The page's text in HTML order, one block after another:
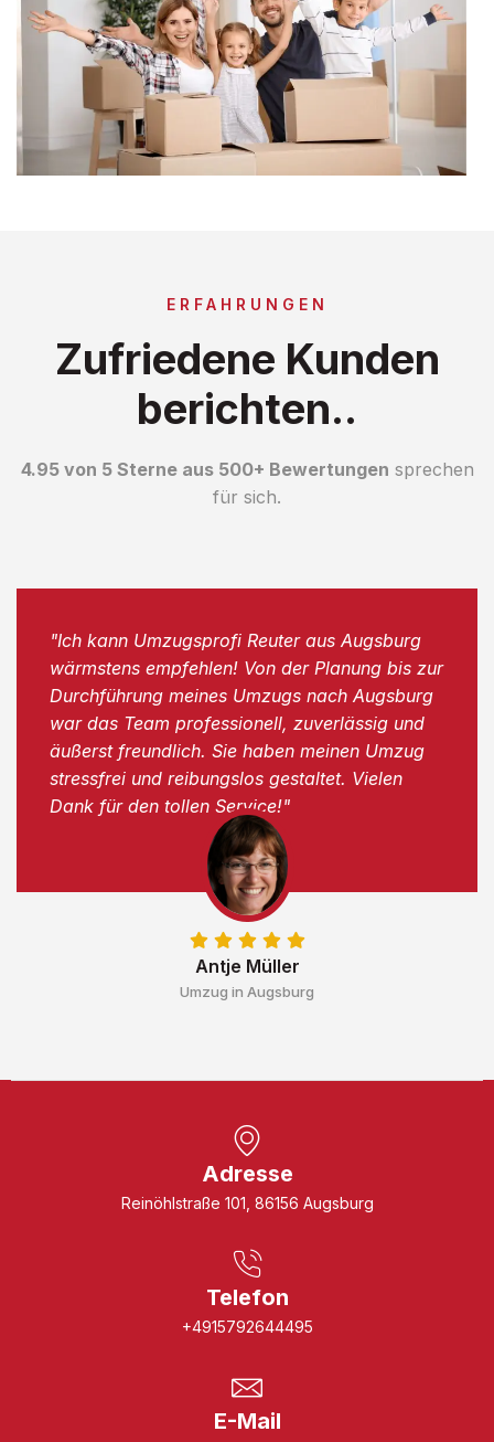
ERFAHRUNGEN
Zufriedene Kunden
berichten..
4.95 von 5 Sterne aus 500+ Bewertungen sprechen
für sich.
Antje Müller
Umzug in Augsburg
"Ich kann Umzugsprofi Reuter aus Augsburg
wärmstens empfehlen! Von der Planung bis zur
Durchführung meines Umzugs nach Augsburg
war das Team professionell, zuverlässig und
äußerst freundlich. Sie haben meinen Umzug
stressfrei und reibungslos gestaltet. Vielen
Dank für den tollen Service!"
Adresse
Reinöhlstraße 101, 86156 Augsburg
Telefon
+4915792644495
E-Mail